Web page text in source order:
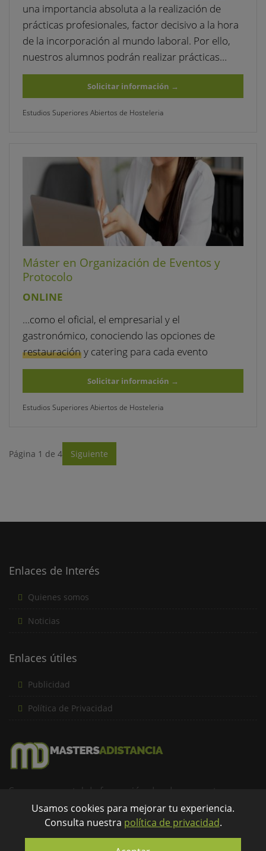
una importancia absoluta a la realización de
prácticas profesionales, factor decisivo a la hora
de la incorporación al mundo laboral. Por ello,
nuestros alumnos podrán realizar prácticas…
Solicitar información →
Estudios Superiores Abiertos de Hosteleria
Máster en Organización de Eventos y
Protocolo
ONLINE
…como el oficial, el empresarial y el
gastronómico, conociendo las opciones de
restauracióny catering para cada evento
Solicitar información →
Estudios Superiores Abiertos de Hosteleria
Página 1 de 4 Siguiente
Enlaces de Interés
Quienes somos
Noticias
Enlaces útiles
Publicidad
Política de Privacidad
Somos un portal de formación donde encuentras una
amplia oferta formativa a distancia de forma rápida y
Usamos cookies para mejorar tu experiencia.
Consulta nuestra política de privacidad.